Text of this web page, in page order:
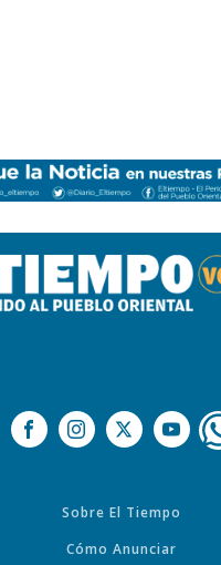
Sobre El Tiempo
Cómo Anunciar